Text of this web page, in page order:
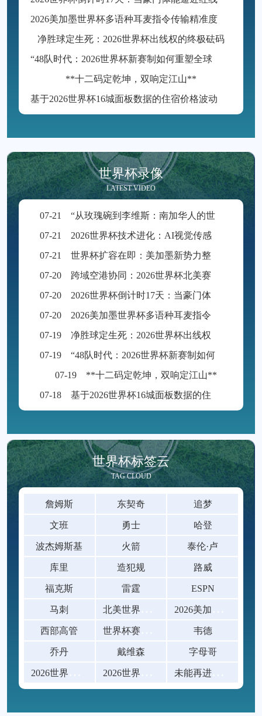
净胜球定生死：2026世界杯出线权的终极砝码
**十二码定乾坤，双响定江山**
世界杯录像
LATEST VIDEO
07-21
“从玫瑰碗到李维斯：南加华人的世界杯迁徙路”
07-21
2026世界杯技术进化：AI视觉传感边裁定义越位判罚新标准
07-21
世界杯扩容在即：美加墨新势力整装待发
07-20
跨域空港协同：2026世界杯北美赛区交通网络融合与运行效能优化路径
07-20
2026世界杯倒计时17天：当豪门体能逼近红线，国家队冲刺进入生死时速
07-20
2026美加墨世界杯多语种耳麦指令传输精准度与语音保真度技术评估
07-19
净胜球定生死：2026世界杯出线权的终极砝码
07-19
“48队时代：2026世界杯新赛制如何重塑全球足球格局”
07-19
**十二码定乾坤，双响定江山**
07-18
基于2026世界杯16城面板数据的住宿价格波动机制与趋势预测建模研究
世界杯标签云
TAG CLOUD
詹姆斯 东契奇 追梦
文班 勇士 哈登
波杰姆斯基 火箭 泰伦·卢
库里 造犯规 路威
福克斯 雷霆 ESPN
马刺
西部高管 韦德
乔丹 戴维森 字母哥